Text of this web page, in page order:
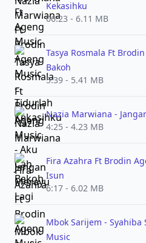
Kekasihku
06:23 - 6.11 MB
Tasya Rosmala Ft
Bakoh
5:39 - 5.41 MB
Nazia Marwiana -
4:25 - 4.23 MB
Fira Azahra Ft Brodin
Isun
6:17 - 6.02 MB
Mbok Sarijem - Syahiba
Music